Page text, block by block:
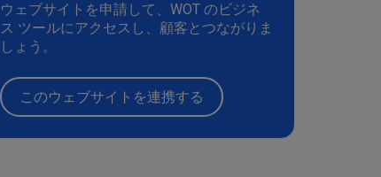
ウェブサイトを申請して、WOT のビジネ
ス ツールにアクセスし、顧客とつながりま
しょう。
このウェブサイトを連携する